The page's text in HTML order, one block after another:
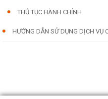
THỦ TỤC HÀNH CHÍNH
HƯỚNG DẪN SỬ DỤNG DỊCH VỤ